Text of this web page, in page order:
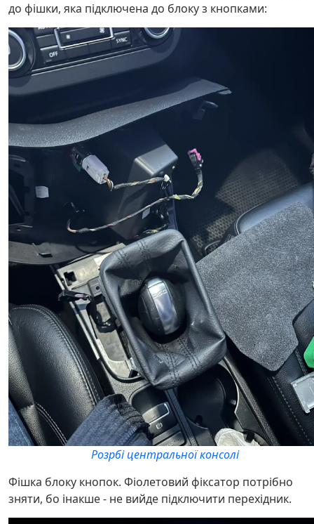
до фішки, яка підключена до блоку з кнопками:
Розрбі центральної консолі
Фішка блоку кнопок. Фіолетовий фіксатор потрібно
зняти, бо інакше - не вийде підключити перехідник.